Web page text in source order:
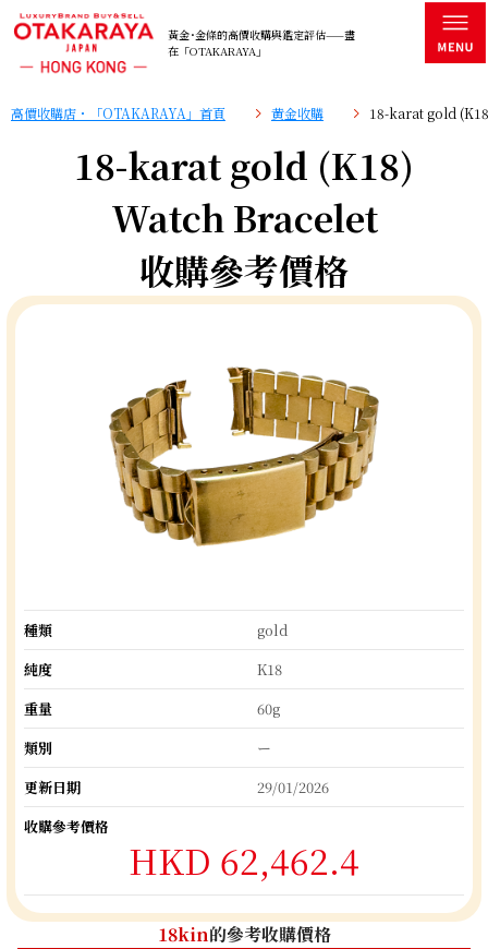
黃金･金條的高價收購與鑑定評估——盡
在「OTAKARAYA」
高價收購店・「OTAKARAYA」首頁 黄金收購 18-karat gold
18-karat gold (K18)
Watch Bracelet
收購參考價格
種類
gold
純度
K18
重量
60g
類別
ー
更新日期
29/01/2026
收購參考價格
HKD 62,462.4
18kin的參考收購價格